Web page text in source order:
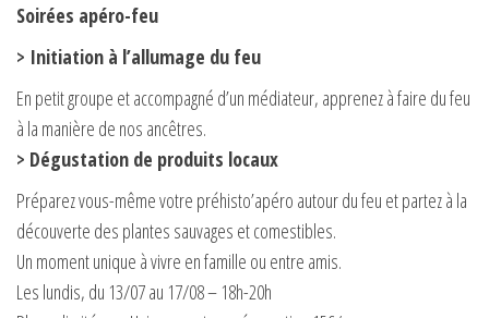
Soirées apéro-feu
> Initiation à l’allumage du feu
En petit groupe et accompagné d’un médiateur, apprenez à faire du feu
à la manière de nos ancêtres.
> Dégustation de produits locaux
Préparez vous-même votre préhisto’apéro autour du feu et partez à la
découverte des plantes sauvages et comestibles.
Un moment unique à vivre en famille ou entre amis.
Les lundis, du 13/07 au 17/08 – 18h-20h